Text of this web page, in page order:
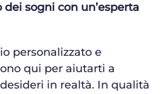
sogni con un’esperta
personalizzato e
qui per aiutarti a
in realtà. In qualità